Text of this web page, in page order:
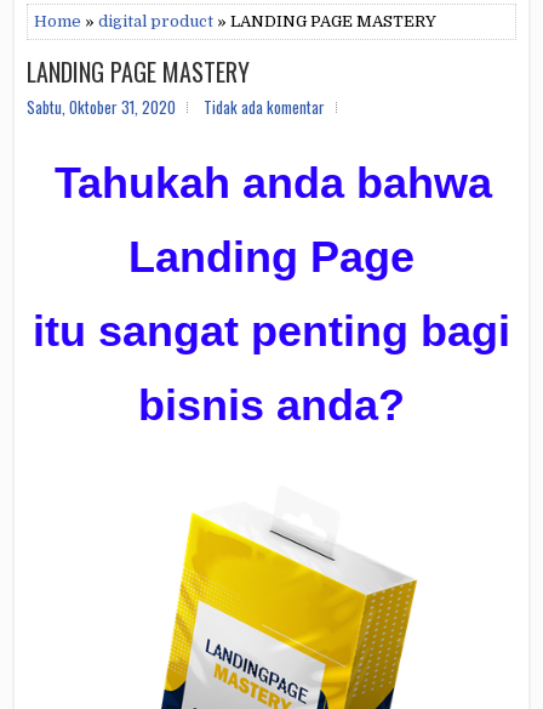
Home » digital product » LANDING PAGE MASTERY
LANDING PAGE MASTERY
Sabtu, Oktober 31, 2020 Tidak ada komentar
Tahukah anda bahwa
Landing Page
itu sangat penting bagi
bisnis anda?